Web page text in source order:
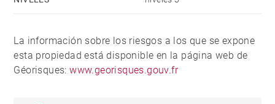
La información sobre los riesgos a los que se expone
esta propiedad está disponible en la página web de
Géorisques:www.georisques.gouv.fr